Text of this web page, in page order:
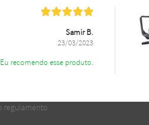
Samir B.
23/03/2023
Eu recomendo esse produto.